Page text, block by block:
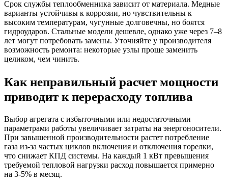
Срок службы теплообменника зависит от материала. Медные
варианты устойчивы к коррозии, но чувствительны к
высоким температурам, чугунные долговечны, но боятся
гидроударов. Стальные модели дешевле, однако уже через 7–8
лет могут потребовать замены. Уточняйте у производителя
возможность ремонта: некоторые узлы проще заменить
целиком, чем чинить.
Как неправильный расчет мощности
приводит к перерасходу топлива
Выбор агрегата с избыточными или недостаточными
параметрами работы увеличивает затраты на энергоносители.
При завышенной производительности растет потребление
газа из-за частых циклов включения и отключения горелки,
что снижает КПД системы. На каждый 1 кВт превышения
требуемой тепловой нагрузки расход повышается примерно
на 3-5% в месяц.